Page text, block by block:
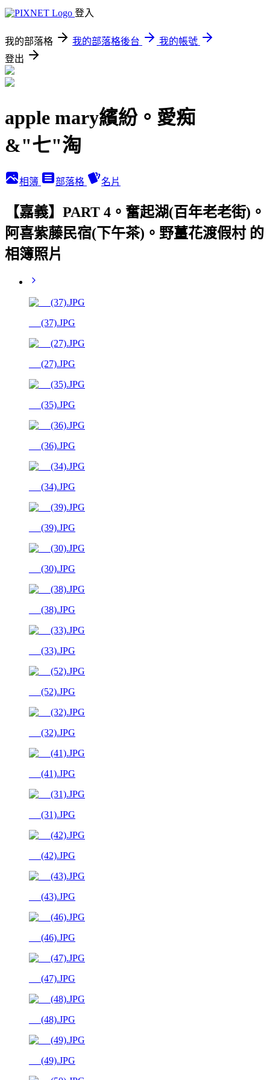
登入
我的部落格 我的部落格後台
我的帳號
登出
apple mary繽紛。愛痴
&"七"淘
相簿 部落格 名片
【嘉義】PART 4。奮起湖(百年老老街)。
阿喜紫藤民宿(下午茶)。野薑花渡假村 的
相簿照片
__ (37).JPG
__ (27).JPG
__ (35).JPG
__ (36).JPG
__ (34).JPG
__ (39).JPG
__ (30).JPG
__ (38).JPG
__ (33).JPG
__ (52).JPG
__ (32).JPG
__ (41).JPG
__ (31).JPG
__ (42).JPG
__ (43).JPG
__ (46).JPG
__ (47).JPG
__ (48).JPG
__ (49).JPG